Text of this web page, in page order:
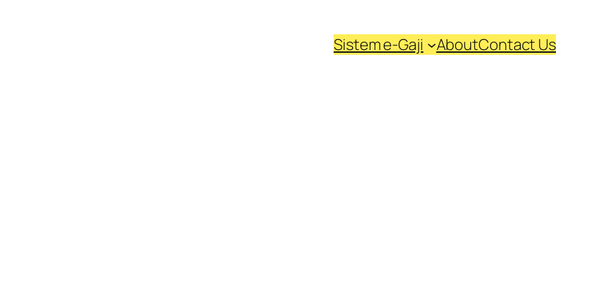
Sistem e-Gaji AboutContact Us